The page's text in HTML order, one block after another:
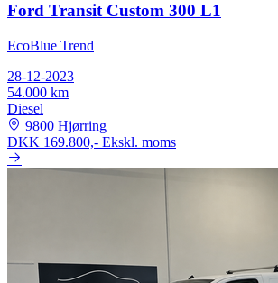
Ford Transit Custom 300 L1
EcoBlue Trend
28-12-2023
54.000 km
Diesel
9800 Hjørring
DKK 169.800,- Ekskl. moms